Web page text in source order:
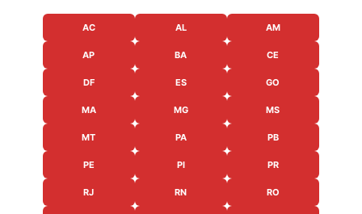
AC AL AM
AP BA CE
DF ES GO
MA MG MS
MT PA PB
PE PI PR
RJ RN RO